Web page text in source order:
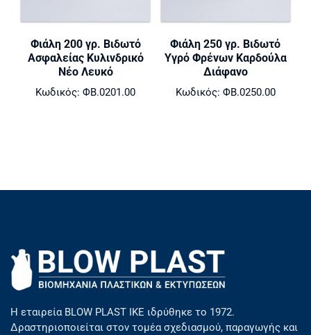
Φιάλη 200 γρ. Βιδωτό
Ασφαλείας Κυλινδρικό
Νέο Λευκό
Κωδικός: ΦΒ.0201.00
Φιάλη 250 γρ. Βιδωτό
Υγρό Φρένων Καρδούλα
Διάφανο
Κωδικός: ΦΒ.0250.00
Η εταιρεία BLOW PLAST ΙΚΕ ιδρύθηκε το 1972.
Δραστηριοποιείται στον τομέα σχεδιασμού, παραγωγής και